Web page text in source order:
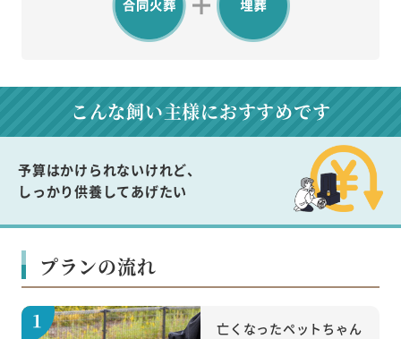
こんな飼い主様におすすめです
予算はかけられないけれど、
しっかり供養してあげたい
プランの流れ
亡くなったペットちゃん